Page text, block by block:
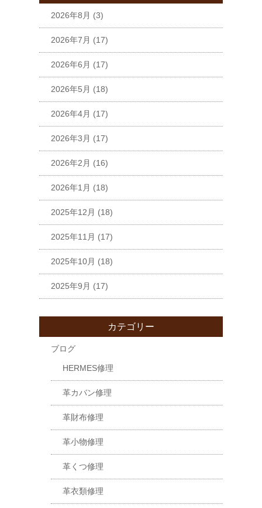
2026年8月 (3)
2026年7月 (17)
2026年6月 (17)
2026年5月 (18)
2026年4月 (17)
2026年3月 (17)
2026年2月 (16)
2026年1月 (18)
2025年12月 (18)
2025年11月 (17)
2025年10月 (18)
2025年9月 (17)
カテゴリー
ブログ
HERMES修理
革カバン修理
革財布修理
革小物修理
革くつ修理
革衣類修理